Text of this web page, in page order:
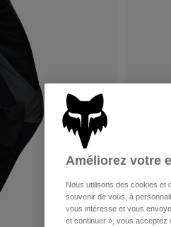
Améliorez votre
Nous utilisons des cookies et
souvenir de vous, à
vous intéresse et vous
et continuer », vous acceptez